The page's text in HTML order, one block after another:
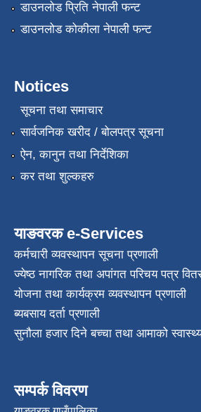
डाउनलोड प्रिति नेपाली फन्ट
डाउनलोड कोकीला नेपाली फन्ट
Notices
सूचना तथा समाचार
सार्वजनिक खरीद / बोलपत्र सूचना
ऐन, कानुन तथा निर्देशिका
कर तथा शुल्कहरु
याङवरक e-Services
कर्मचारी व्यवस्थापन सूचना प्रणाली
ज्येष्ठ नागरिक तथा अपांगत परिचय पत्र
योजना तथा कार्यक्रम व्यवस्थापन प्रणाली
ब्यबसाय दर्ता प्रणाली
सुनौला हजार दिने बच्चा तथा आमाको
सम्पर्क विवरण